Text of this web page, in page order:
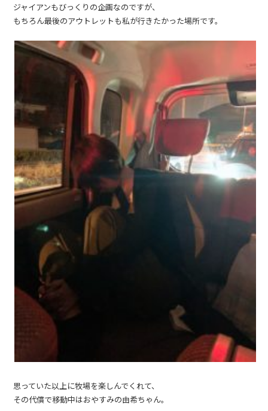
ジャイアンもびっくりの企画なのですが、
もちろん最後のアウトレットも私が行きたかった場所です。
思っていた以上に牧場を楽しんでくれて、
その代償で移動中はおやすみの由希ちゃん。